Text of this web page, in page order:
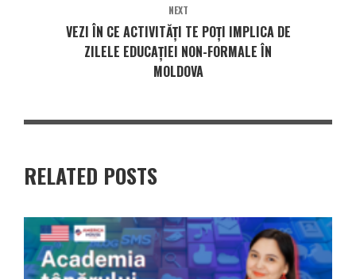
NEXT
VEZI ÎN CE ACTIVITĂȚI TE POȚI IMPLICA DE
ZILELE EDUCAŢIEI NON-FORMALE ÎN
MOLDOVA
RELATED POSTS